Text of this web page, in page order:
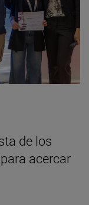
de los
acercar